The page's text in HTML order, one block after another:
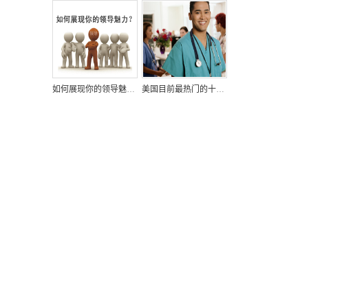
如何展现你的领导魅力？ 美国目前最热门的十大求职招聘行业